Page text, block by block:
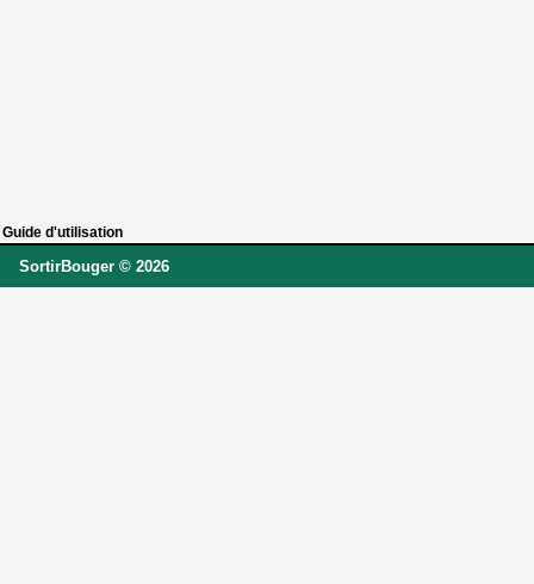
Guide d'utilisation
SortirBouger © 2026